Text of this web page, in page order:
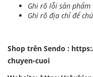
Ghi rõ lỗi sản phẩm
Ghi rõ địa chỉ để
Shop trên Sendo :
chuyen-cuoi